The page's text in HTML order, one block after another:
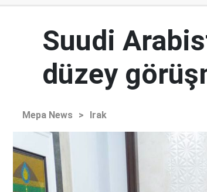
Suudi
düzey
Mepa News > Irak